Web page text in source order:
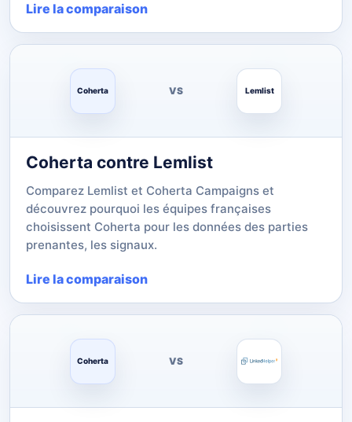
Lire la comparaison
Coherta VS Lemlist
Coherta contre Lemlist
Comparez Lemlist et Coherta Campaigns et
découvrez pourquoi les équipes françaises
choisissent Coherta pour les données des parties
prenantes, les signaux.
Lire la comparaison
Coherta VS